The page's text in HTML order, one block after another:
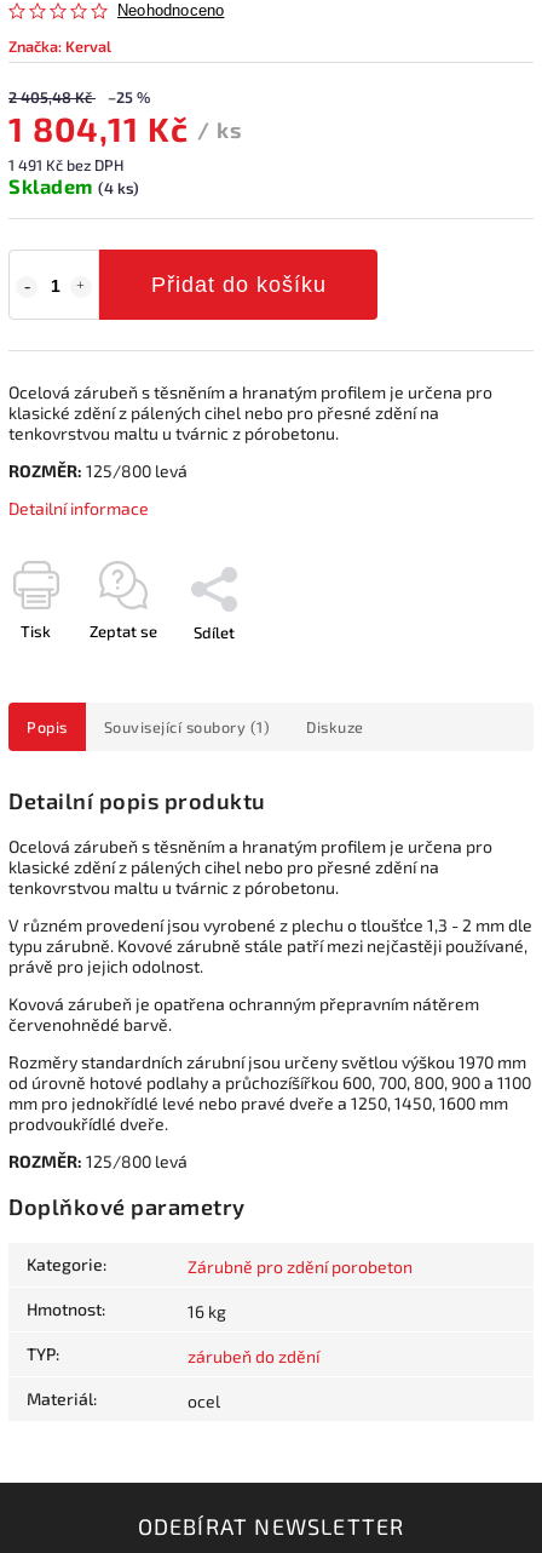
Neohodnoceno
Značka: Kerval
2 405,48 Kč –25 %
1 804,11 Kč / ks
1 491 Kč bez DPH
Skladem (4 ks)
Přidat do košíku
Ocelová zárubeň s těsněním a hranatým profilem je určena pro
klasické zdění z pálených cihel nebo pro přesné zdění na
tenkovrstvou maltu u tvárnic z pórobetonu.
ROZMĚR: 125/800 levá
Detailní informace
Tisk Zeptat se Sdílet
Popis Související soubory (1) Diskuze
Detailní popis produktu
Ocelová zárubeň s těsněním a hranatým profilem je určena pro
klasické zdění z pálených cihel nebo pro přesné zdění na
tenkovrstvou maltu u tvárnic z pórobetonu.
V různém provedení jsou vyrobené z plechu o tloušťce 1,3 - 2 mm dle
typu zárubně. Kovové zárubně stále patří mezi nejčastěji používané,
právě pro jejich odolnost.
Kovová zárubeň je opatřena ochranným přepravním nátěrem
červenohnědé barvě.
Rozměry standardních zárubní jsou určeny světlou výškou 1970 mm
od úrovně hotové podlahy a průchozíšířkou 600, 700, 800, 900 a 1100
mm pro jednokřídlé levé nebo pravé dveře a 1250, 1450, 1600 mm
prodvoukřídlé dveře.
ROZMĚR: 125/800 levá
Doplňkové parametry
Kategorie: Zárubně pro zdění porobeton
Hmotnost: 16 kg
TYP: zárubeň do zdění
Materiál: ocel
ODEBÍRAT NEWSLETTER